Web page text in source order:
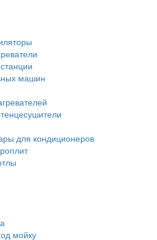
машин
для кондиционеров
мойку